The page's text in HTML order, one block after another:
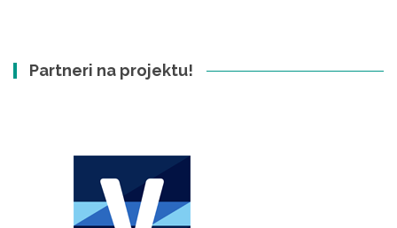
Partneri na projektu!